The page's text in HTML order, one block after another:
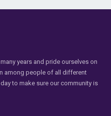
years and pride ourselves on
among people of all different
to make sure our community is